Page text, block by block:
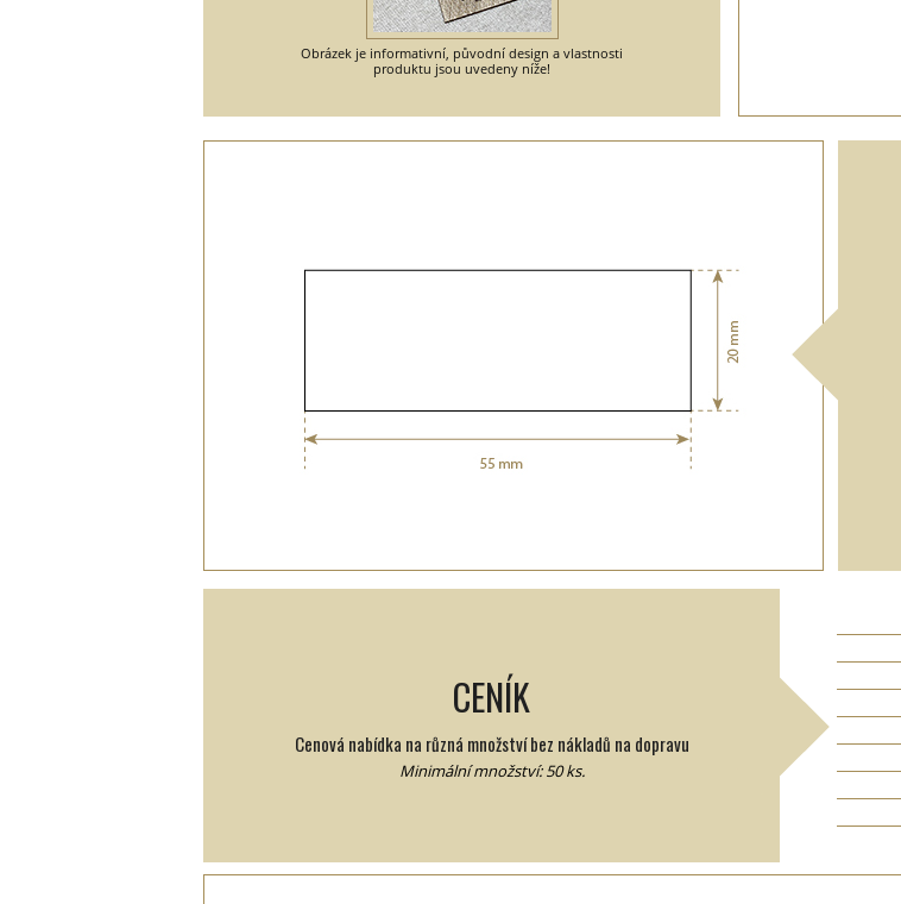
Obrázek je informativní, původní design a vlastnosti
produktu jsou uvedeny níže!
CENÍK
Cenová nabídka na různá množství bez nákladů na dopravu
Minimální množství: 50 ks.